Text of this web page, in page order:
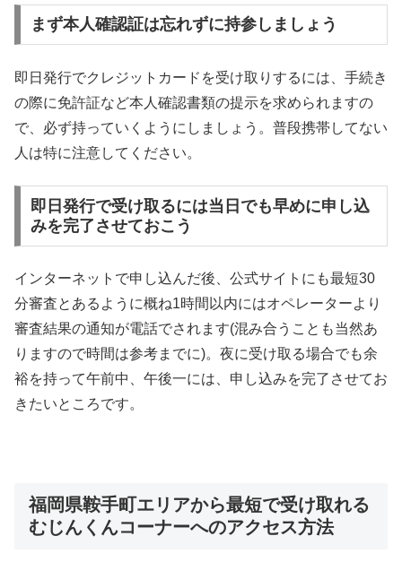
まず本人確認証は忘れずに持参しましょう
即日発行でクレジットカードを受け取りするには、手続き
の際に免許証など本人確認書類の提示を求められますの
で、必ず持っていくようにしましょう。普段携帯してない
人は特に注意してください。
即日発行で受け取るには当日でも早めに申し込
みを完了させておこう
インターネットで申し込んだ後、公式サイトにも最短30
分審査とあるように概ね1時間以内にはオペレーターより
審査結果の通知が電話でされます(混み合うことも当然あ
りますので時間は参考までに)。夜に受け取る場合でも余
裕を持って午前中、午後一には、申し込みを完了させてお
きたいところです。
福岡県鞍手町エリアから最短で受け取れる
むじんくんコーナーへのアクセス方法